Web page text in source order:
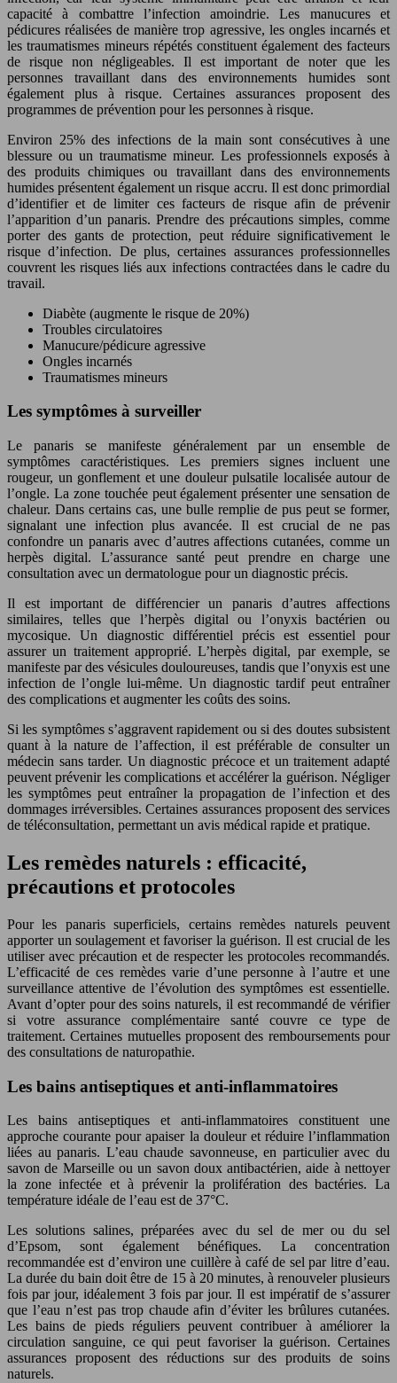
capacité à combattre l’infection amoindrie. Les manucures et
pédicures réalisées de manière trop agressive, les ongles incarnés et
les traumatismes mineurs répétés constituent également des facteurs
de risque non négligeables. Il est important de noter que les
personnes travaillant dans des environnements humides sont
également plus à risque. Certaines assurances proposent des
programmes de prévention pour les personnes à risque.
Environ 25% des infections de la main sont consécutives à une
blessure ou un traumatisme mineur. Les professionnels exposés à
des produits chimiques ou travaillant dans des environnements
humides présentent également un risque accru. Il est donc primordial
d’identifier et de limiter ces facteurs de risque afin de prévenir
l’apparition d’un panaris. Prendre des précautions simples, comme
porter des gants de protection, peut réduire significativement le
risque d’infection. De plus, certaines assurances professionnelles
couvrent les risques liés aux infections contractées dans le cadre du
travail.
Diabète (augmente le risque de 20%)
Troubles circulatoires
Manucure/pédicure agressive
Ongles incarnés
Traumatismes mineurs
Les symptômes à surveiller
Le panaris se manifeste généralement par un ensemble de
symptômes caractéristiques. Les premiers signes incluent une
rougeur, un gonflement et une douleur pulsatile localisée autour de
l’ongle. La zone touchée peut également présenter une sensation de
chaleur. Dans certains cas, une bulle remplie de pus peut se former,
signalant une infection plus avancée. Il est crucial de ne pas
confondre un panaris avec d’autres affections cutanées, comme un
herpès digital. L’assurance santé peut prendre en charge une
consultation avec un dermatologue pour un diagnostic précis.
Il est important de différencier un panaris d’autres affections
similaires, telles que l’herpès digital ou l’onyxis bactérien ou
mycosique. Un diagnostic différentiel précis est essentiel pour
assurer un traitement approprié. L’herpès digital, par exemple, se
manifeste par des vésicules douloureuses, tandis que l’onyxis est une
infection de l’ongle lui-même. Un diagnostic tardif peut entraîner
des complications et augmenter les coûts des soins.
Si les symptômes s’aggravent rapidement ou si des doutes subsistent
quant à la nature de l’affection, il est préférable de consulter un
médecin sans tarder. Un diagnostic précoce et un traitement adapté
peuvent prévenir les complications et accélérer la guérison. Négliger
les symptômes peut entraîner la propagation de l’infection et des
dommages irréversibles. Certaines assurances proposent des services
de téléconsultation, permettant un avis médical rapide et pratique.
Les remèdes naturels : efficacité,
précautions et protocoles
Pour les panaris superficiels, certains remèdes naturels peuvent
apporter un soulagement et favoriser la guérison. Il est crucial de les
utiliser avec précaution et de respecter les protocoles recommandés.
L’efficacité de ces remèdes varie d’une personne à l’autre et une
surveillance attentive de l’évolution des symptômes est essentielle.
Avant d’opter pour des soins naturels, il est recommandé de vérifier
si votre assurance complémentaire santé couvre ce type de
traitement. Certaines mutuelles proposent des remboursements pour
des consultations de naturopathie.
Les bains antiseptiques et anti-inflammatoires
Les bains antiseptiques et anti-inflammatoires constituent une
approche courante pour apaiser la douleur et réduire l’inflammation
liées au panaris. L’eau chaude savonneuse, en particulier avec du
savon de Marseille ou un savon doux antibactérien, aide à nettoyer
la zone infectée et à prévenir la prolifération des bactéries. La
température idéale de l’eau est de 37°C.
Les solutions salines, préparées avec du sel de mer ou du sel
d’Epsom, sont également bénéfiques. La concentration
recommandée est d’environ une cuillère à café de sel par litre d’eau.
La durée du bain doit être de 15 à 20 minutes, à renouveler plusieurs
fois par jour, idéalement 3 fois par jour. Il est impératif de s’assurer
que l’eau n’est pas trop chaude afin d’éviter les brûlures cutanées.
Les bains de pieds réguliers peuvent contribuer à améliorer la
circulation sanguine, ce qui peut favoriser la guérison. Certaines
assurances proposent des réductions sur des produits de soins
naturels.